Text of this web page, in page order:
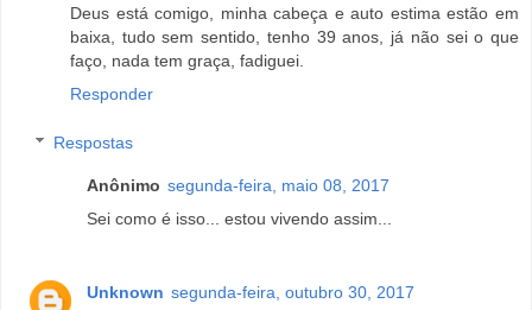
Deus está comigo, minha cabeça e auto estima estão em
baixa, tudo sem sentido, tenho 39 anos, já não sei o que
faço, nada tem graça, fadiguei.
Responder
Respostas
Anônimo segunda-feira, maio 08, 2017
Sei como é isso... estou vivendo assim...
Unknown segunda-feira, outubro 30, 2017